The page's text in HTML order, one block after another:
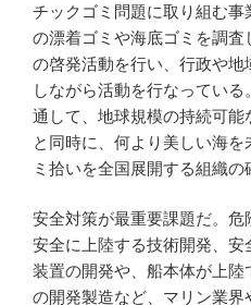
チックゴミ問題に取り組む事
の漂着ゴミや海底ゴミを調査
の啓発活動を行い、行政や
しながら活動を行なってい
通して、地球規模の持続可能
と同時に、何より美しい海
ミ拾いを全国展開する組織の
安全対策が最重要課題だ。危
安全に上陸する技術開発、
装置の開発や、船本体が上
の開発製造など、マリン業